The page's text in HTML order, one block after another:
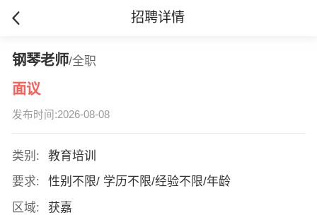
招聘详情
钢琴老师/全职
面议
发布时间:2026-08-08
类别:
教育培训
要求:
性别不限/ 学历不限/经验不限/年龄
区域:
获嘉